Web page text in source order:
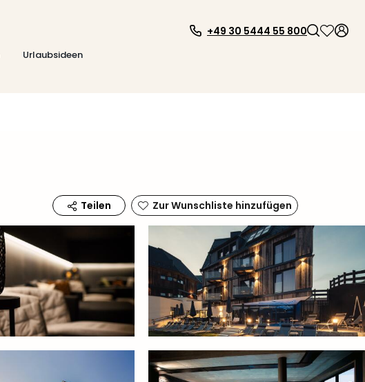
Urlaubsideen
+49 30 5444 55 800
Teilen Zur Wunschliste hinzufügen